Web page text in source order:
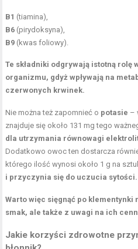
B1 (tiamina),
B6 (pirydoksyna),
B9 (kwas foliowy).
Te składniki odgrywają istotną rolę
organizmu, gdyż wpływają na
czerwonych krwinek.
Nie można też zapomnieć o potasie –
znajduje się około 131 mg tego
dla utrzymania równowagi
Dodatkowo owoc ten dostarcza
którego ilość wynosi około 1 g na
i przyczynia się do uczucia sytości.
Warto więc sięgnąć po klementynki
smak, ale także z uwagi na ich
Jakie korzyści zdrowotne